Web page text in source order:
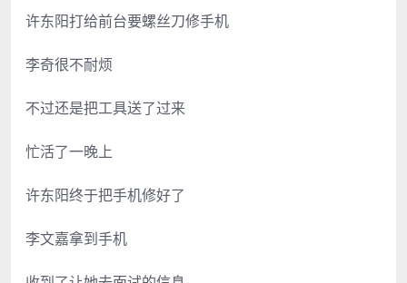
许东阳打给前台要螺丝刀修手机
李奇很不耐烦
不过还是把工具送了过来
忙活了一晚上
许东阳终于把手机修好了
李文嘉拿到手机